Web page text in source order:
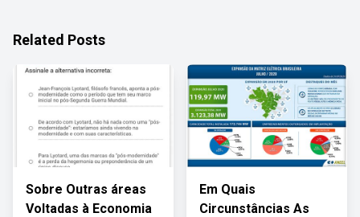
Related Posts
Sobre Outras áreas
Voltadas à Economia
Em Quais
Circunstâncias As